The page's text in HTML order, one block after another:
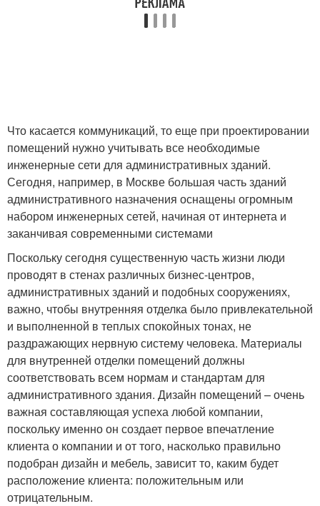
Что касается коммуникаций, то еще при проектировании
помещений нужно учитывать все необходимые
инженерные сети для административных зданий.
Сегодня, например, в Москве большая часть зданий
административного назначения оснащены огромным
набором инженерных сетей, начиная от интернета и
заканчивая современными системами
Поскольку сегодня существенную часть жизни люди
проводят в стенах различных бизнес-центров,
административных зданий и подобных сооружениях,
важно, чтобы внутренняя отделка было привлекательной
и выполненной в теплых спокойных тонах, не
раздражающих нервную систему человека. Материалы
для внутренней отделки помещений должны
соответствовать всем нормам и стандартам для
административного здания. Дизайн помещений – очень
важная составляющая успеха любой компании,
поскольку именно он создает первое впечатление
клиента о компании и от того, насколько правильно
подобран дизайн и мебель, зависит то, каким будет
расположение клиента: положительным или
отрицательным.